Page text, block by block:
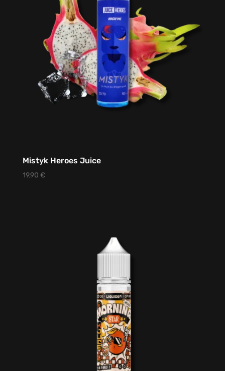
Mistyk Heroes Juice
19,90 €